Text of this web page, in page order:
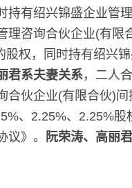
持有绍兴锦盛企业管
理咨询合伙企业(有限
股权，同时持有绍兴
君系夫妻关系，二人
合伙企业(有限合伙)
、2.25%、2.25%
议》。
阮荣涛、高丽